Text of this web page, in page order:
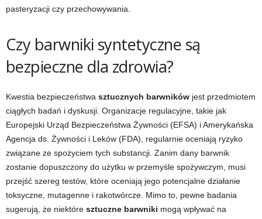
pasteryzacji czy przechowywania.
Czy barwniki syntetyczne są
bezpieczne dla zdrowia?
Kwestia bezpieczeństwa sztucznych barwników jest przedmiotem
ciągłych badań i dyskusji. Organizacje regulacyjne, takie jak
Europejski Urząd Bezpieczeństwa Żywności (EFSA) i Amerykańska
Agencja ds. Żywności i Leków (FDA), regularnie oceniają ryzyko
związane ze spożyciem tych substancji. Zanim dany barwnik
zostanie dopuszczony do użytku w przemyśle spożywczym, musi
przejść szereg testów, które oceniają jego potencjalne działanie
toksyczne, mutagenne i rakotwórcze. Mimo to, pewne badania
sugerują, że niektóre sztuczne barwniki mogą wpływać na